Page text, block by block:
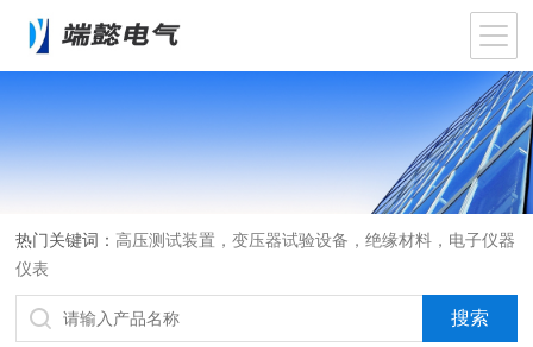
热门关键词： 高压测试装置，变压器试验设备，绝缘材料，电子仪器
仪表